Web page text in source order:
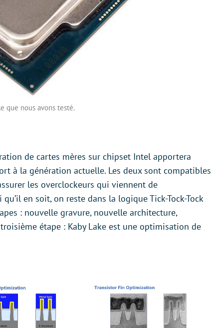
que nous avons testé.
de cartes mères sur chipset Intel apportera
à la génération actuelle. Les deux sont compatibles
les overclockeurs qui viennent de
en soit, on reste dans la logique Tick-Tock-Tock
: nouvelle gravure, nouvelle architecture,
étape : Kaby Lake est une optimisation de